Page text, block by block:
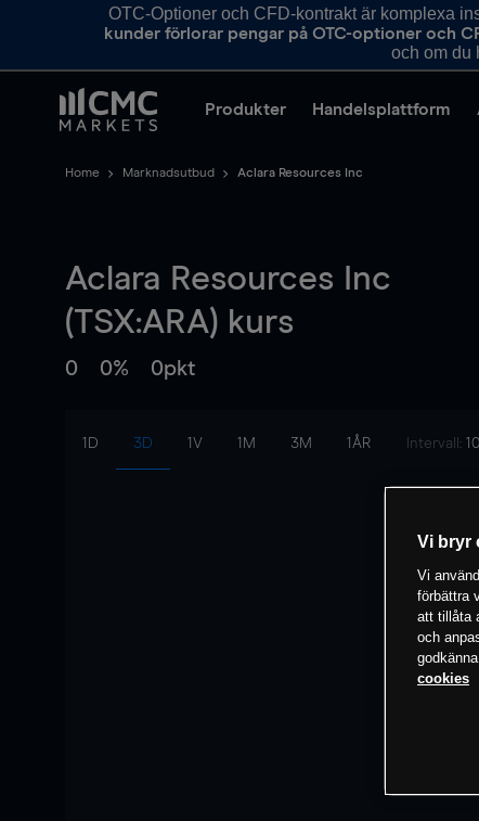
OTC-Optioner och CFD-kontrakt är komplexa
kunder förlorar pengar på OTC-optioner och
och om du
Produkter Handelsplattform
Home Marknadsutbud Aclara Resources Inc
Aclara Resources Inc
(TSX:ARA) kurs
0 0% 0pkt
1D 3D 1V 1M 3M 1ÅR Intervall:
Vi bryr
Vi
förbättra
att tillåta
och
cookies